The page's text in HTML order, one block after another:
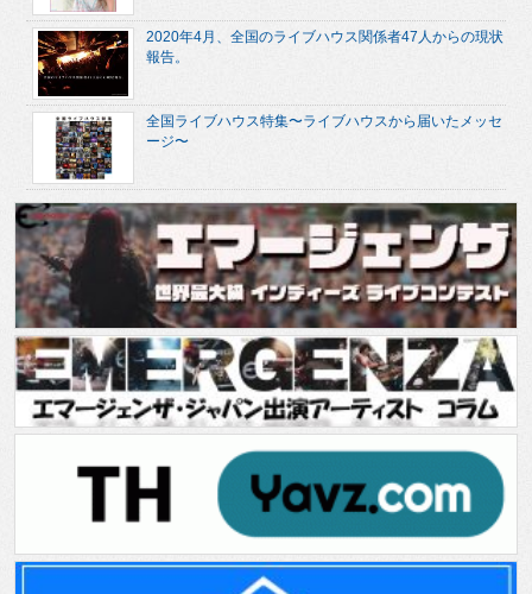
2020年4月、全国のライブハウス関係者47人からの現状
報告。
全国ライブハウス特集〜ライブハウスから届いたメッセ
ージ〜